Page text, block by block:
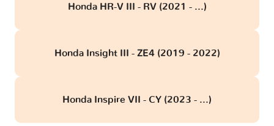
Honda HR-V III - RV (2021 - ...)
Honda Insight III - ZE4 (2019 - 2022)
Honda Inspire VII - CY (2023 - ...)